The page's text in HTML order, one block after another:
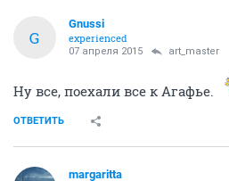
G
Gnussi
experienced
07 апреля 2015 art_master
Ну все, поехали все к Агафье.
ОТВЕТИТЬ
margaritta